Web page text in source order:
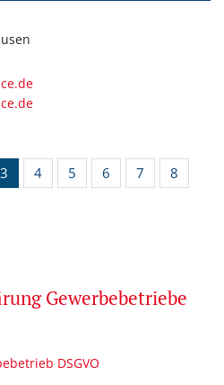
3 4 5 6 7
8
Gewerbebetriebe
DSGVO